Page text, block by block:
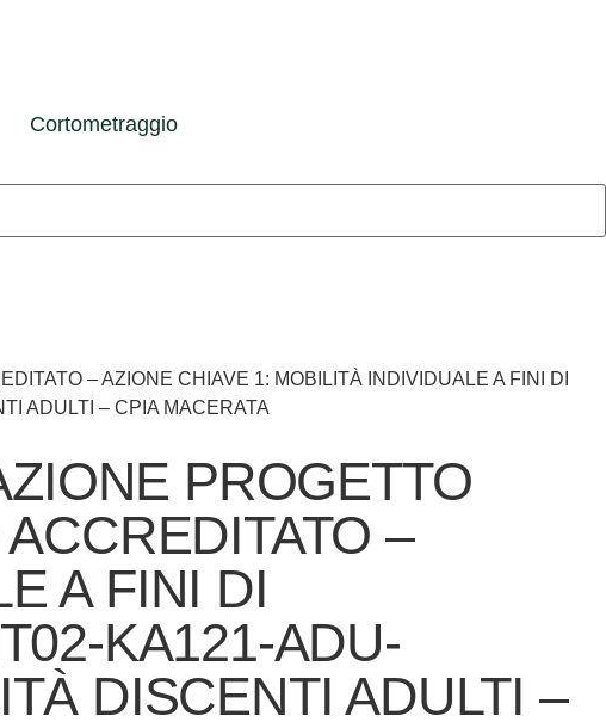
Cortometraggio
– AZIONE CHIAVE 1: MOBILITÀ INDIVIDUALE A FINI DI
ADULTI – CPIA MACERATA
PROGETTO
–
A FINI DI
KA121-ADU-
DISCENTI ADULTI –